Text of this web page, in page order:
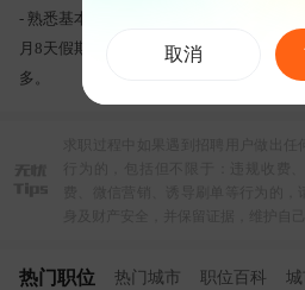
- 熟悉基本办公软件操作，能接受24小时
月8天假期，上四休一或上五休二，节假
多。
热门职位 热门城市 职位百科
取消